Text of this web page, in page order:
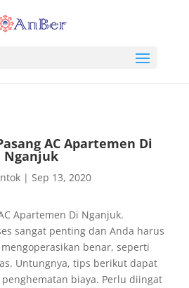
AC Apartemen Di
Nganjuk
|Sep 13, 2020
Apartemen Di Nganjuk.
sangat penting dan Anda harus
benar, seperti
Untungnya, tips berikut dapat
biaya. Perlu diingat